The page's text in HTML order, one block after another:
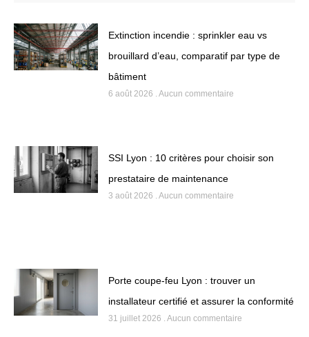
Extinction incendie : sprinkler eau vs
brouillard d’eau, comparatif par type de
bâtiment
6 août 2026 Aucun commentaire
SSI Lyon : 10 critères pour choisir son
prestataire de maintenance
3 août 2026 Aucun commentaire
Porte coupe-feu Lyon : trouver un
installateur certifié et assurer la conformité
31 juillet 2026 Aucun commentaire